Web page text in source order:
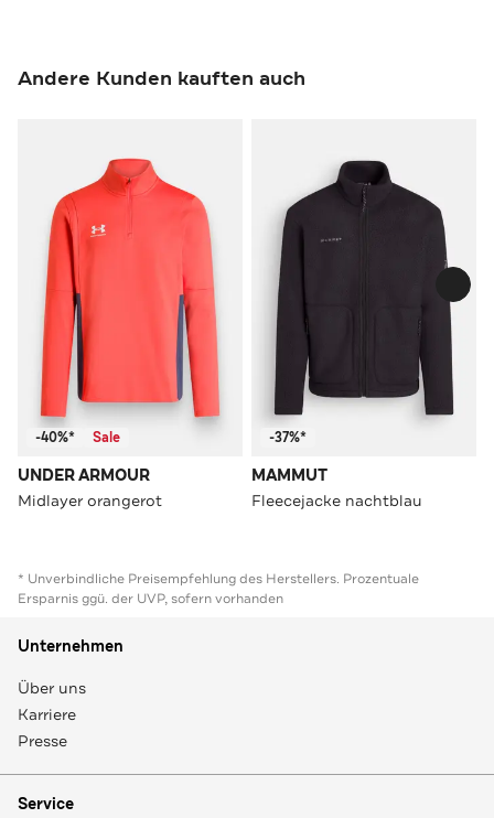
Andere Kunden kauften auch
-40%* Sale
UNDER ARMOUR
Midlayer orangerot
-37%*
MAMMUT
Fleecejacke nachtblau
* Unverbindliche Preisempfehlung des Herstellers. Prozentuale
Ersparnis ggü. der UVP, sofern vorhanden
Unternehmen
Über uns
Karriere
Presse
Service